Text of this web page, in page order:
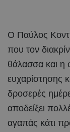
Ο Παύλος
που τον
θάλασσα και η
ευχαρίστησης
δροσερές
αποδείξει
αγαπάς κάτι